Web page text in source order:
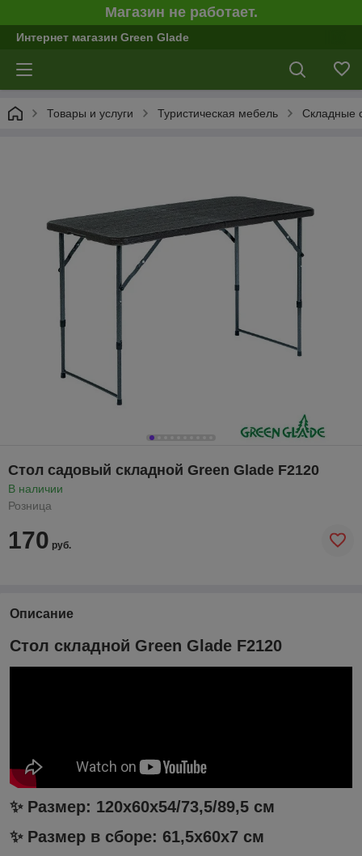
Магазин не работает.
Интернет магазин Green Glade
Товары и услуги Туристическая мебель Складные
Стол садовый складной Green Glade F2120
В наличии
Розница
170 руб.
Описание
Стол складной Green Glade F2120
✨ Размер: 120х60х54/73,5/89,5 см
✨ Размер в сборе: 61,5х60х7 см